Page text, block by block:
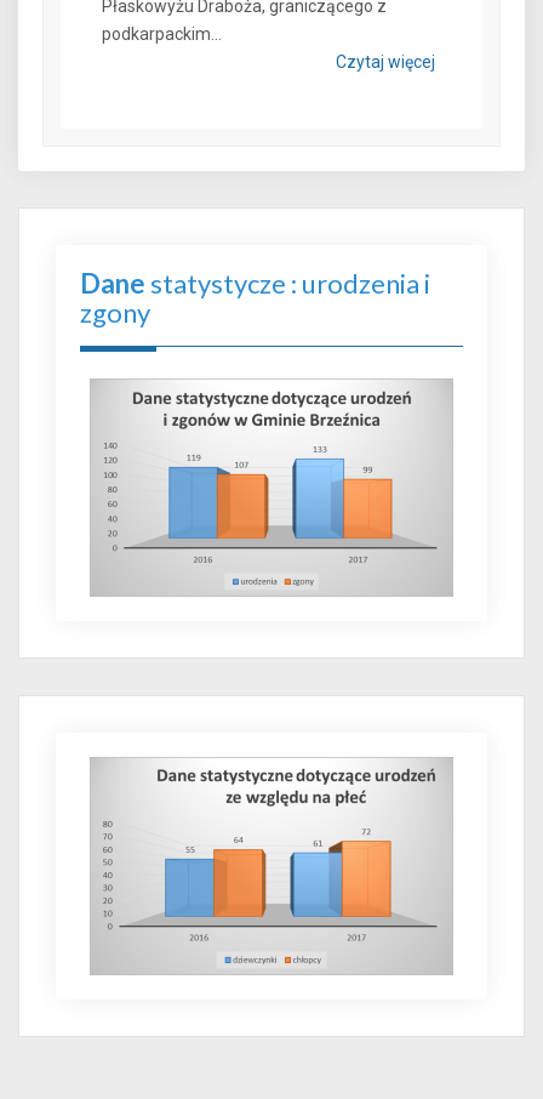
Płaskowyżu Draboża, graniczącego z
podkarpackim...
Czytaj więcej
Dane statystycze : urodzenia i
zgony